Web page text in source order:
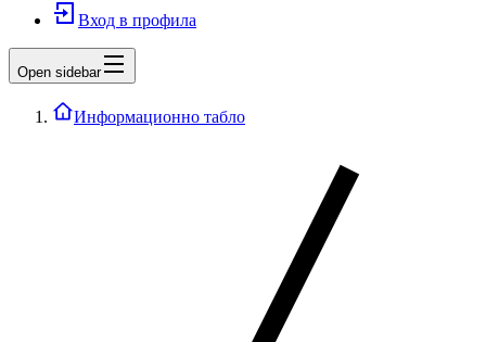
Вход в профила
Open sidebar
Информационно табло